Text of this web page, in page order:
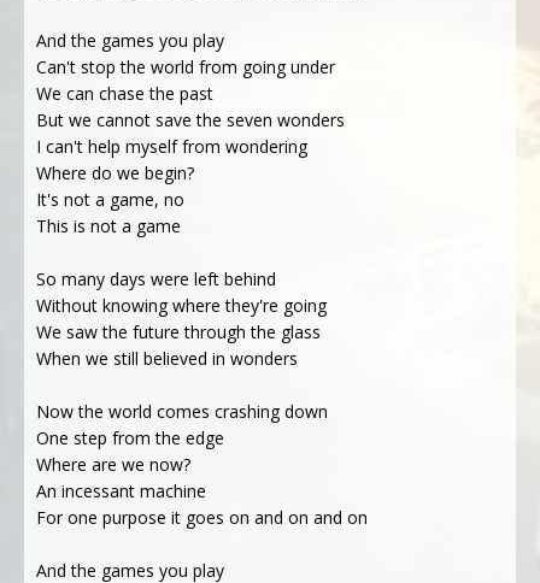
And the games you play
Can't stop the world from going under
We can chase the past
But we cannot save the seven wonders
I can't help myself from wondering
Where do we begin?
It's not a game, no
This is not a game
So many days were left behind
Without knowing where they're going
We saw the future through the glass
When we still believed in wonders
Now the world comes crashing down
One step from the edge
Where are we now?
An incessant machine
For one purpose it goes on and on and on
And the games you play